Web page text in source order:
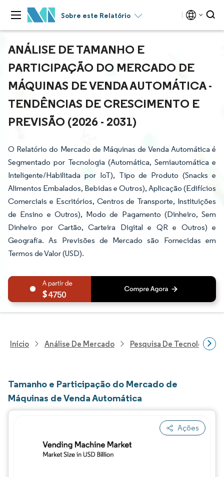
Sobre este Relatório
ANÁLISE DE TAMANHO E
PARTICIPAÇÃO DO MERCADO DE
MÁQUINAS DE VENDA AUTOMÁTICA -
TENDÊNCIAS DE CRESCIMENTO E
PREVISÃO (2026 - 2031)
O Relatório do Mercado de Máquinas de Venda Automática é
Segmentado por Tecnologia (Automática, Semiautomática e
Inteligente/Habilitada por IoT), Tipo de Produto (Snacks e
Alimentos Embalados, Bebidas e Outros), Aplicação (Edifícios
Comerciais e Escritórios, Centros de Transporte, Instituições
de Ensino e Outros), Modo de Pagamento (Dinheiro, Sem
Dinheiro por Cartão, Carteira Digital e QR e Outros) e
Geografia. As Previsões de Mercado são Fornecidas em
Termos de Valor (USD).
4750
Início Análise De Mercado Pesquisa De Tecnologia,
Tamanho e Participação do Mercado de
Máquinas de Venda Automática
Ações